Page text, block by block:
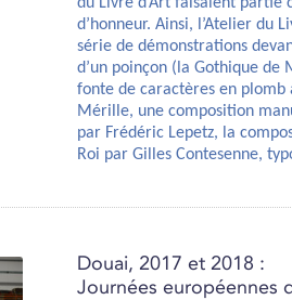
d’honneur. Ainsi, l’Atelier du
série de démonstrations
d’un poinçon (la Gothique de
fonte de caractères en
Mérille, une composition
par Frédéric Lepetz, la
Roi par Gilles Contesenne,
Douai, 2017 et 2018 :
Journées européennes